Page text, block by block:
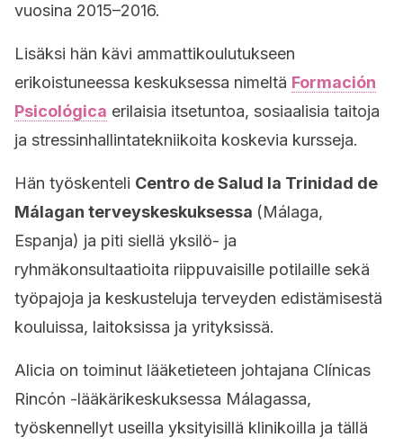
vuosina 2015–2016.
Lisäksi hän kävi ammattikoulutukseen
erikoistuneessa keskuksessa nimeltä Formación
Psicológica erilaisia itsetuntoa, sosiaalisia taitoja
ja stressinhallintatekniikoita koskevia kursseja.
Hän työskenteli Centro de Salud la Trinidad de
Málagan terveyskeskuksessa (Málaga,
Espanja) ja piti siellä yksilö- ja
ryhmäkonsultaatioita riippuvaisille potilaille sekä
työpajoja ja keskusteluja terveyden edistämisestä
kouluissa, laitoksissa ja yrityksissä.
Alicia on toiminut lääketieteen johtajana Clínicas
Rincón -lääkärikeskuksessa Málagassa,
työskennellyt useilla yksityisillä klinikoilla ja tällä